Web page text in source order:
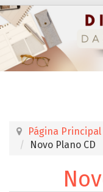
Página Principal
Novo Plano CD